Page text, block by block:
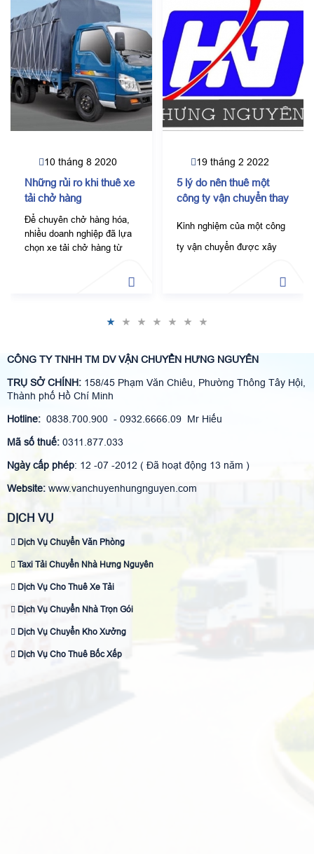
10 tháng 8 2020
Những rủi ro khi thuê xe
tải chở hàng
Để chuyên chở hàng hóa,
nhiều doanh nghiệp đã lựa
chọn xe tải chở hàng từ
19 tháng 2 2022
5 lý do nên thuê một
công ty vận chuyển thay
Kinh nghiệm của một công
ty vận chuyển được xây
đồ đạc (chuyển đồ từ tầng
những góc khuất của cầu
CÔNG TY TNHH TM DV VẬN CHUYỂN HƯNG NGUYÊN
TRỤ SỞ CHÍNH: 158/45 Phạm Văn Chiêu, Phường Thông Tây Hội,
Thành phố Hồ Chí Minh
Hotline: 0838.700.900 - 0932.6666.09 Mr Hiếu
Mã số thuế: 0311.877.033
Ngày cấp phép: 12 -07 -2012 ( Đã hoạt động 13 năm )
Website: www.vanchuyenhungnguyen.com
DỊCH VỤ
Dịch Vụ Chuyển Văn Phòng
Taxi Tải Chuyển Nhà Hưng Nguyên
Dịch Vụ Cho Thuê Xe Tải
Dịch Vụ Chuyển Nhà Trọn Gói
Dịch Vụ Chuyển Kho Xưởng
Dịch Vụ Cho Thuê Bốc Xếp